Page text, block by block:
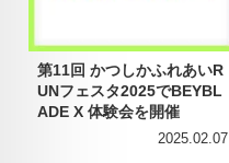
第11回 かつしかふれあいR
UNフェスタ2025でBEYBL
ADE X 体験会を開催
2025.02.07